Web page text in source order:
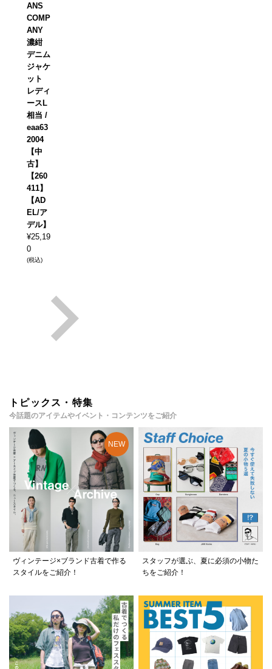
ANS
COMP
ANY
濃紺
デニム
ジャケ
ット
レディ
ースL
相当 /
eaa63
2004
【中
古】
【260
411】
【AD
EL/ア
デル】
¥25,19
0
(税込)
トピックス・特集
今話題のアイテムやイベント・コンテンツをご紹介
ヴィンテージ×ブランド古着で作る
スタイルをご紹介！
スタッフが選ぶ、夏に必須の小物た
ちをご紹介！